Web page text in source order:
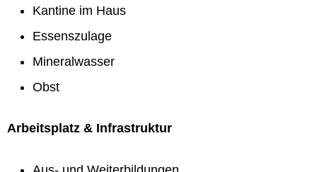
Kantine im Haus
Essenszulage
Mineralwasser
Obst
Arbeitsplatz & Infrastruktur